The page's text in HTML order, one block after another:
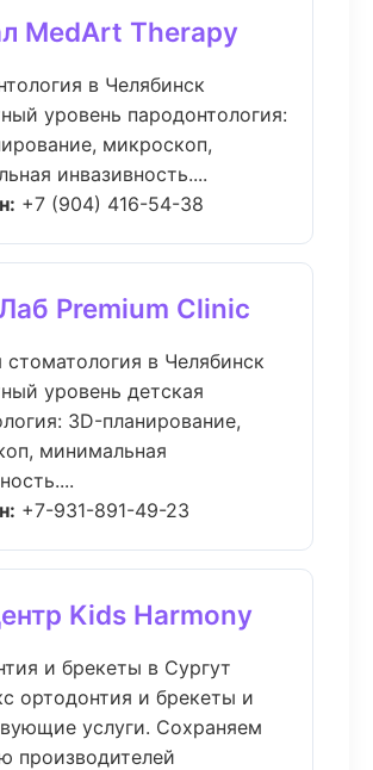
MedArt Therapy
в Челябинск
уровень пародонтология:
микроскоп,
инвазивность....
+7 (904) 416-54-38
Premium Clinic
стоматология в Челябинск
уровень детская
3D-планирование,
минимальная
+7-931-891-49-23
Kids Harmony
и брекеты в Сургут
ортодонтия и брекеты и
услуги. Сохраняем
производителей